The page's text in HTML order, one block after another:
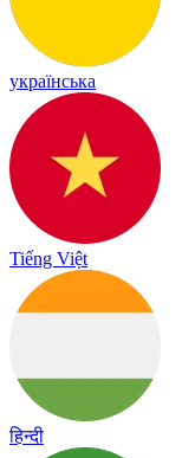
українська
Tiếng Việt
हिन्दी